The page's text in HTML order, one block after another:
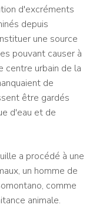
d'excréments
depuis
une source
pouvant causer à
centre urbain de la
de
être gardés
d'eau et de
a procédé à une
un homme de
comme
animale.